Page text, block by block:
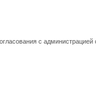
с администрацией